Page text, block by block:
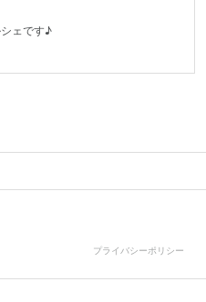
ェです♪
プライバシーポリシー